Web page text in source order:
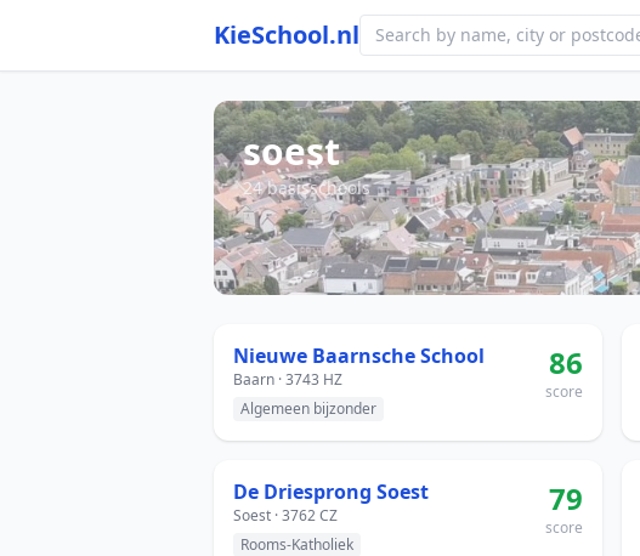
KieSchool.nl
soest
24 basisschools
Nieuwe Baarnsche School
Baarn · 3743 HZ
Algemeen bijzonder
86
score
De Driesprong Soest
Soest · 3762 CZ
Rooms-Katholiek
79
score